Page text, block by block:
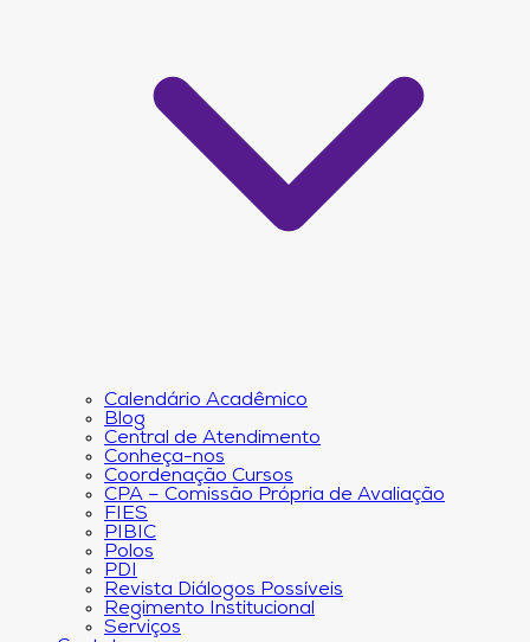
Calendário Acadêmico
Blog
Central de Atendimento
Conheça-nos
Coordenação Cursos
CPA – Comissão Própria de Avaliação
FIES
PIBIC
Polos
PDI
Revista Diálogos Possíveis
Regimento Institucional
Serviços